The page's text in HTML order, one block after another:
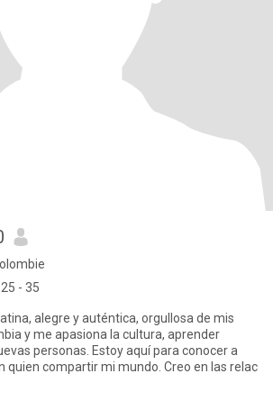
- 35
alegre y auténtica, orgullosa de mis
y me apasiona la cultura, aprender
personas. Estoy aquí para conocer a
quien compartir mi mundo. Creo en las relac